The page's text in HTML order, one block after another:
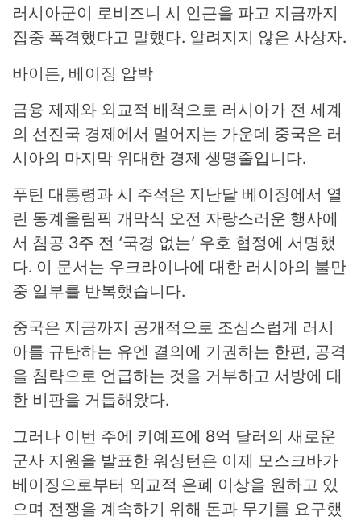
러시아군이 로비즈니 시 인근을 파고 지금까지
집중 폭격했다고 말했다. 알려지지 않은 사상자.
바이든, 베이징 압박
금융 제재와 외교적 배척으로 러시아가 전 세계
의 선진국 경제에서 멀어지는 가운데 중국은 러
시아의 마지막 위대한 경제 생명줄입니다.
푸틴 대통령과 시 주석은 지난달 베이징에서 열
린 동계올림픽 개막식 오전 자랑스러운 행사에
서 침공 3주 전 ‘국경 없는’ 우호 협정에 서명했
다. 이 문서는 우크라이나에 대한 러시아의 불만
중 일부를 반복했습니다.
중국은 지금까지 공개적으로 조심스럽게 러시
아를 규탄하는 유엔 결의에 기권하는 한편, 공격
을 침략으로 언급하는 것을 거부하고 서방에 대
한 비판을 거듭해왔다.
그러나 이번 주에 키예프에 8억 달러의 새로운
군사 지원을 발표한 워싱턴은 이제 모스크바가
베이징으로부터 외교적 은폐 이상을 원하고 있
으며 전쟁을 계속하기 위해 돈과 무기를 요구했